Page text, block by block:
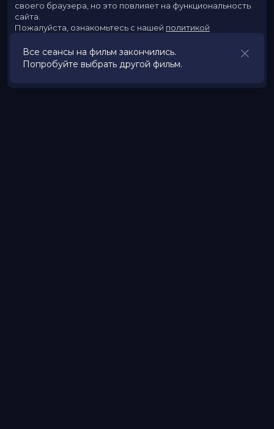
Все сеансы на фильм закончились.
Попробуйте выбрать другой фильм.
своего браузера, но это повлияет на функциональность
сайта.
Пожалуйста, ознакомьтесь с нашей политикой
Принять